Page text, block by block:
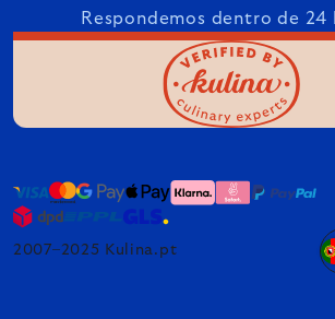
Respondemos dentro de 24
2007–2025 Kulina.pt